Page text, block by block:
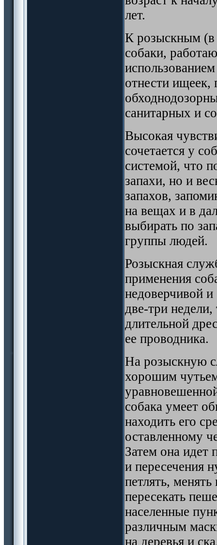
лет.
К розыскным (в
собаки,
отнести ищеек,
санитарных и
Высокая
сочетается у
системой, что
запахи, но и
запахов,
на вещах и в
выбирать по
группы людей.
Розыскная
применения
недоверчивой и
две-три
длительной
ее проводника.
На розыскную
хорошим
собака умеет
находить его
оставленному
Затем она идет
и пересечения
петлять,
пересекать
населенные
различным
на деревья и